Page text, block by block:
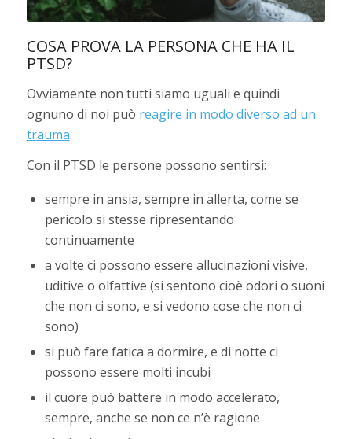
COSA PROVA LA PERSONA CHE HA IL
PTSD?
Ovviamente non tutti siamo uguali e quindi
ognuno di noi può reagire in modo diverso ad un
trauma.
Con il PTSD le persone possono sentirsi:
sempre in ansia, sempre in allerta, come se
pericolo si stesse ripresentando
continuamente
a volte ci possono essere allucinazioni visive,
uditive o olfattive (si sentono cioè odori o suoni
che non ci sono, e si vedono cose che non ci
sono)
si può fare fatica a dormire, e di notte ci
possono essere molti incubi
il cuore può battere in modo accelerato,
sempre, anche se non ce n’è ragione